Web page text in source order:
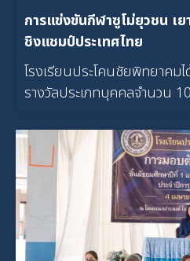
การแข่งขันกีฬาซูโม่ยุวชน เ
ชิงแชมป์ประเทศไทย
โรงเรียนประโคนชัยพิทยาคม
รางวัลประเภทบุคคลจำนวน